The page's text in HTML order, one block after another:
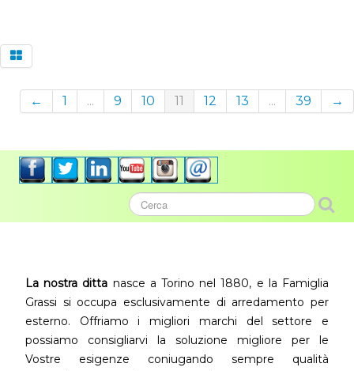
← 1 ... 9 10 11 12 13 ... 39 →
La nostra ditta nasce a Torino nel 1880, e la Famiglia
Grassi si occupa esclusivamente di arredamento per
esterno. Offriamo i migliori marchi del settore e
possiamo consigliarvi la soluzione migliore per le
Vostre esigenze coniugando sempre qualità